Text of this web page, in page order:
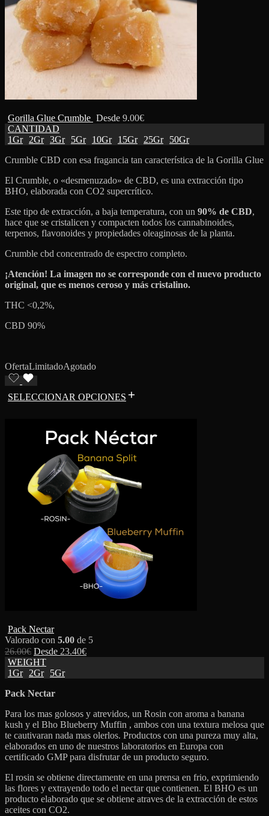
Gorilla Glue Crumble Desde 9.00€
CANTIDAD
1Gr 2Gr 3Gr 5Gr 10Gr 15Gr 25Gr
50Gr
Crumble CBD con esa fragancia tan característica de la Gorilla Glue
El Crumble, o «desmenuzado» de CBD, es una extracción tipo
BHO, elaborada con CO2 supercrítico.
Este tipo de extracción, a baja temperatura, con un 90% de CBD,
hace que se cristalicen y compacten todos los cannabinoides,
terpenos, flavonoides y propiedades oleaginosas de la planta.
Crumble cbd concentrado de espectro completo.
¡Atención! La imagen no se corresponde con el nuevo producto
original, que es menos ceroso y más cristalino.
THC <0,2%,
CBD 90%
OfertaLimitadoAgotado
SELECCIONAR OPCIONES
Pack Nectar
Valorado con 5.00 de 5
26.00€ Desde 23.40€
WEIGHT
1Gr 2Gr
5Gr
Pack Nectar
Para los mas golosos y atrevidos, un Rosin con aroma a banana
kush y el Bho Blueberry Muffin , ambos con una textura melosa que
te cautivaran nada mas olerlos. Productos con una pureza muy alta,
elaborados en uno de nuestros laboratorios en Europa con
certificado GMP para disfrutar de un producto seguro.
El rosin se obtiene directamente en una prensa en frio, exprimiendo
las flores y extrayendo todo el nectar que contienen. El BHO es un
producto elaborado que se obtiene atraves de la extracción de estos
aceites con CO2.